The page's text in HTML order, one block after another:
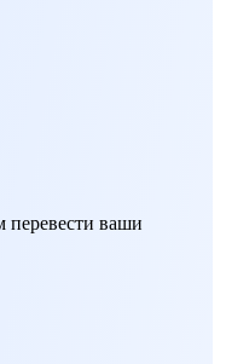
перевести ваши